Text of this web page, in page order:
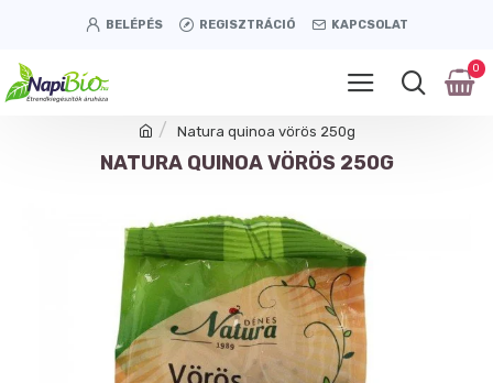
BELÉPÉS REGISZTRÁCIÓ KAPCSOLAT
0
Natura quinoa vörös 250g
NATURA QUINOA VÖRÖS 250G